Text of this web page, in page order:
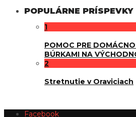
POPULÁRNE PRÍSPEVKY
1
POMOC PRE
BÚRKAMI NA
2
Stretnutie v Oraviciach
Facebook